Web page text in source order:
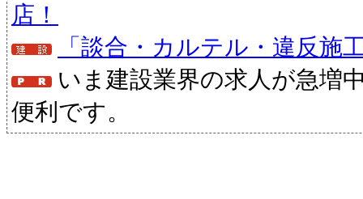
店！
「談合・カルテル・違反施
いま建設業界の求人が急増
便利です。